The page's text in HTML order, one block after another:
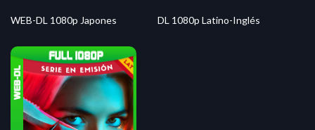
WEB-DL 1080p Japones DL 1080p Latino-Inglés